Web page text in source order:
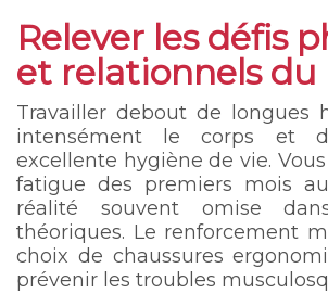
Relever les défis
et relationnels
Travailler debout de longues
intensément le corps et
excellente hygiène de vie.
fatigue des premiers mois
réalité souvent omise
théoriques. Le renforcement
choix de chaussures
prévenir les troubles